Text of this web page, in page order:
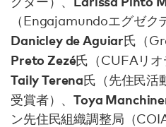
（Engajamundoエグゼク
Danicley de Aguiar氏（
Preto Zezé氏（CUFAリオ
Taily Terena氏（先住民
受賞者）、Toya
ン先住民組織調整局（